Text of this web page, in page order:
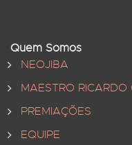
Quem Somos
NEOJIBA
MAESTRO RICARDO
PREMIAÇÕES
EQUIPE